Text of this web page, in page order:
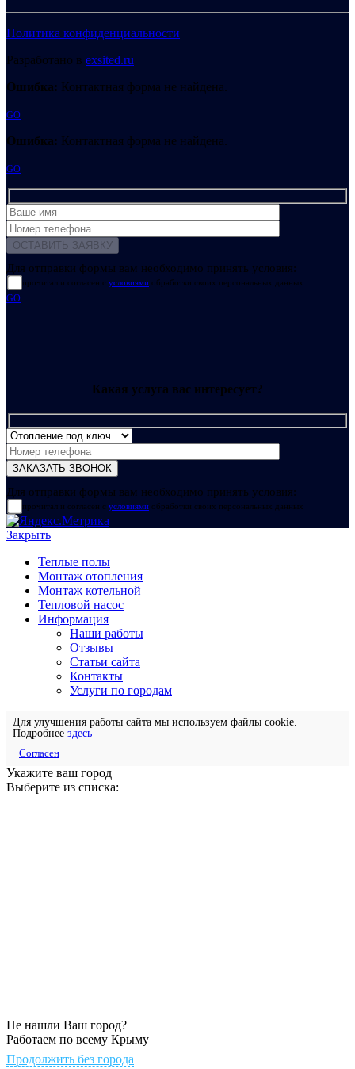
Политика конфиденциальности
Разработано в exsited.ru
Ошибка: Контактная форма не найдена.
GO
Ошибка: Контактная форма не найдена.
GO
Для отправки формы вам необходимо принять условия:
прочитал и согласен с условиями обработки своих персональных данных
GO
Какая услуга вас интересует?
Для отправки формы вам необходимо принять условия:
прочитал и согласен с условиями обработки своих персональных данных
Закрыть
Теплые полы
Монтаж отопления
Монтаж котельной
Тепловой насос
Информация
Наши работы
Отзывы
Статьи сайта
Контакты
Услуги по городам
Для улучшения работы сайта мы используем файлы cookie.
Подробнее здесь
Согласен
Укажите ваш город
Выберите из списка:
Не нашли Ваш город?
Работаем по всему Крыму
Продолжить без города